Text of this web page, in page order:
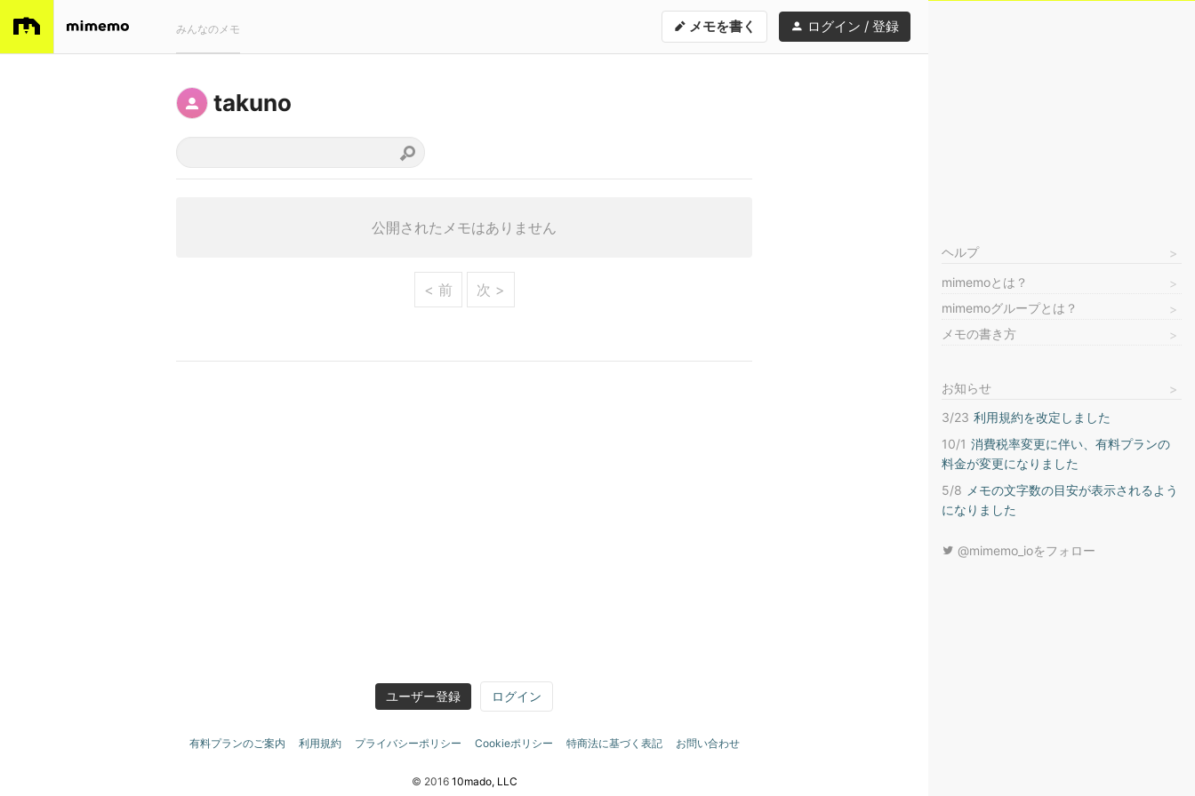
みんなのメモ メモを書く ログイン / 登録
takuno
公開されたメモはありません
< 前 次 >
ヘルプ
mimemoとは？
mimemoグループとは？
メモの書き方
お知らせ
3/23 利用規約を改定しました
10/1 消費税率変更に伴い、有料プランの
料金が変更になりました
5/8 メモの文字数の目安が表示されるよう
になりました
@mimemo_ioをフォロー
ユーザー登録 ログイン
有料プランのご案内 利用規約 プライバシーポリシー Cookieポリシー 特商法に基づく表記 お問い合わせ
© 2016 10mado, LLC